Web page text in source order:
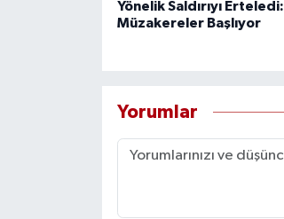
Yönelik Saldırıyı Erteledi:
Müzakereler Başlıyor
Yorumlar